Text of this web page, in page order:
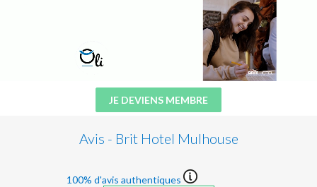
JE DEVIENS MEMBRE
Avis - Brit Hotel Mulhouse
100% d'avis authentiques